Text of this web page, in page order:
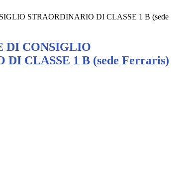
STRAORDINARIO DI CLASSE 1 B (sede
DI CONSIGLIO
DI CLASSE 1 B (sede Ferraris)